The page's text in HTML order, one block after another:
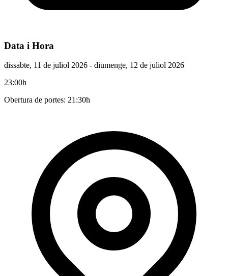
Data i Hora
dissabte, 11 de juliol 2026 - diumenge, 12 de juliol 2026
23:00h
Obertura de portes: 21:30h